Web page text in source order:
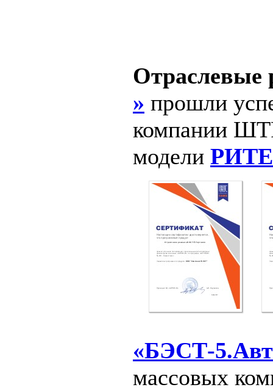
» прошли
компании
модели
«БЭСТ-
массовых